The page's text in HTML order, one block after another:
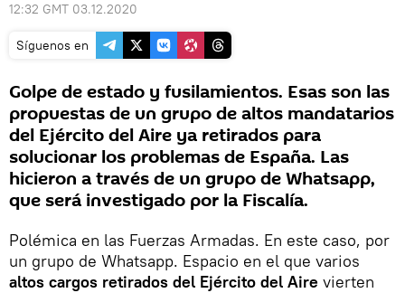
12:32 GMT 03.12.2020
Síguenos en
Golpe de estado y fusilamientos. Esas son las
propuestas de un grupo de altos mandatarios
del Ejército del Aire ya retirados para
solucionar los problemas de España. Las
hicieron a través de un grupo de Whatsapp,
que será investigado por la Fiscalía.
Polémica en las Fuerzas Armadas. En este caso, por
un grupo de Whatsapp. Espacio en el que varios
altos cargos retirados del Ejército del Aire vierten